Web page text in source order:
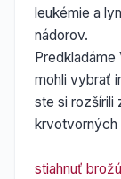
leukémie a
nádorov.
mohli vybrať
ste si rozšírili
krvotvorných
stiahnuť